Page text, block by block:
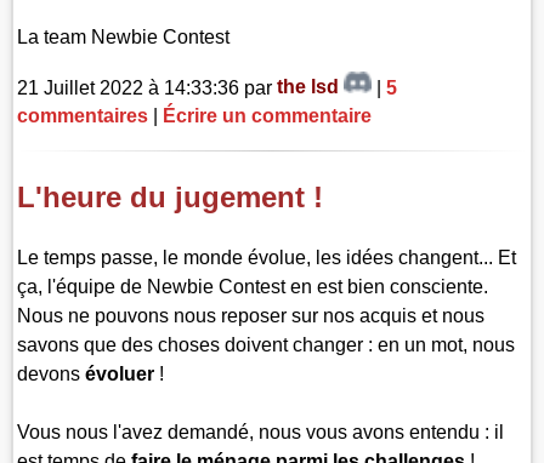
La team Newbie Contest
21 Juillet 2022 à 14:33:36 parthe lsd | 5
commentaires
Écrire un commentaire
L'heure du jugement !
Le temps passe, le monde évolue, les idées changent... Et
ça, l'équipe de Newbie Contest en est bien consciente.
Nous ne pouvons nous reposer sur nos acquis et nous
savons que des choses doivent changer : en un mot, nous
devonsévoluer !
Vous nous l'avez demandé, nous vous avons entendu : il